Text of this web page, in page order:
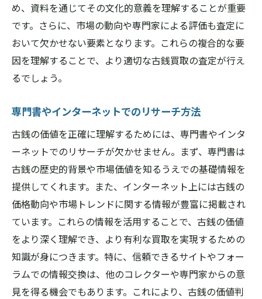
め、資料を通じてその文化的意義を理解することが重要
です。さらに、市場の動向や専門家による評価も査定に
おいて欠かせない要素となります。これらの複合的な要
因を理解することで、より適切な古銭買取の査定が行え
るでしょう。
専門書やインターネットでのリサーチ方法
古銭の価値を正確に理解するためには、専門書やインタ
ーネットでのリサーチが欠かせません。まず、専門書は
古銭の歴史的背景や市場価値を知るうえでの基礎情報を
提供してくれます。また、インターネット上には古銭の
価格動向や市場トレンドに関する情報が豊富に掲載され
ています。これらの情報を活用することで、古銭の価値
をより深く理解でき、より有利な買取を実現するための
知識が身につきます。特に、信頼できるサイトやフォー
ラムでの情報交換は、他のコレクターや専門家からの意
見を得る機会でもあります。これにより、古銭の価値判